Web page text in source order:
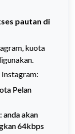
pautan di
kuota
Instagram:
Pelan
anda akan
64kbps